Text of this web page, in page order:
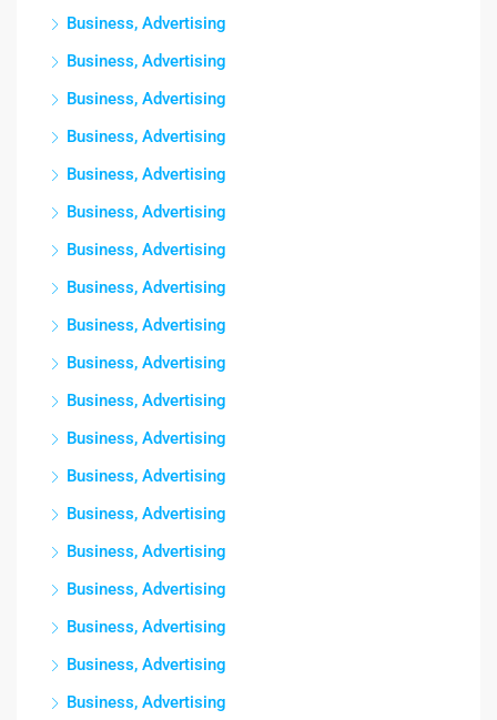
Business, Advertising
Business, Advertising
Business, Advertising
Business, Advertising
Business, Advertising
Business, Advertising
Business, Advertising
Business, Advertising
Business, Advertising
Business, Advertising
Business, Advertising
Business, Advertising
Business, Advertising
Business, Advertising
Business, Advertising
Business, Advertising
Business, Advertising
Business, Advertising
Business, Advertising